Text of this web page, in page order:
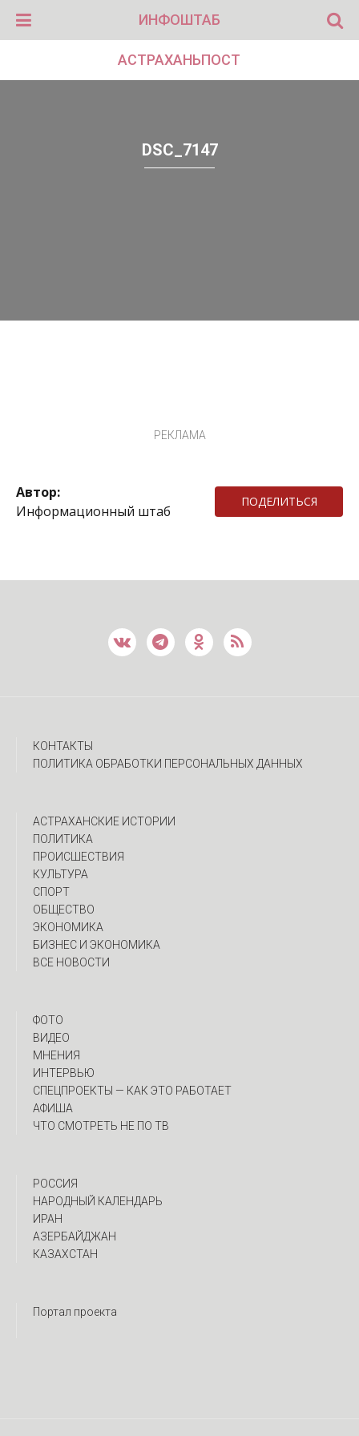
ИНФОШТАБ
АСТРАХАНЬПОСТ
DSC_7147
РЕКЛАМА
Автор:
Информационный штаб
ПОДЕЛИТЬСЯ
КОНТАКТЫ
ПОЛИТИКА ОБРАБОТКИ ПЕРСОНАЛЬНЫХ ДАННЫХ
АСТРАХАНСКИЕ ИСТОРИИ
ПОЛИТИКА
ПРОИСШЕСТВИЯ
КУЛЬТУРА
СПОРТ
ОБЩЕСТВО
ЭКОНОМИКА
БИЗНЕС И ЭКОНОМИКА
ВСЕ НОВОСТИ
ФОТО
ВИДЕО
МНЕНИЯ
ИНТЕРВЬЮ
CПЕЦПРОЕКТЫ — КАК ЭТО РАБОТАЕТ
АФИША
ЧТО СМОТРЕТЬ НЕ ПО ТВ
РОССИЯ
НАРОДНЫЙ КАЛЕНДАРЬ
ИРАН
АЗЕРБАЙДЖАН
КАЗАХСТАН
Портал проекта